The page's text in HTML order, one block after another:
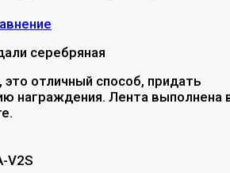
отличный способ, придать
награждения. Лента выполнена
V2S